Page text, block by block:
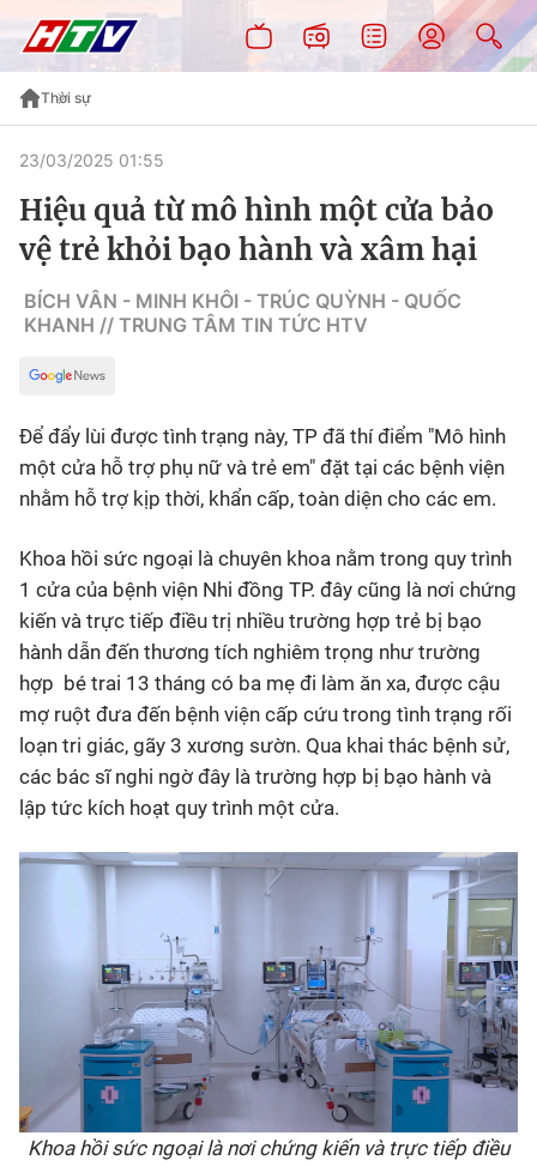
Thời sự
23/03/2025 01:55
Hiệu quả từ mô hình một cửa bảo
vệ trẻ khỏi bạo hành và xâm hại
BÍCH VÂN - MINH KHÔI - TRÚC QUỲNH - QUỐC
KHANH // TRUNG TÂM TIN TỨC HTV
Để đẩy lùi được tình trạng này, TP đã thí điểm "Mô hình
một cửa hỗ trợ phụ nữ và trẻ em" đặt tại các bệnh viện
nhằm hỗ trợ kịp thời, khẩn cấp, toàn diện cho các em.
Khoa hồi sức ngoại là chuyên khoa nằm trong quy trình
1 cửa của bệnh viện Nhi đồng TP. đây cũng là nơi chứng
kiến và trực tiếp điều trị nhiều trường hợp trẻ bị bạo
hành dẫn đến thương tích nghiêm trọng như trường
hợp bé trai 13 tháng có ba mẹ đi làm ăn xa, được cậu
mợ ruột đưa đến bệnh viện cấp cứu trong tình trạng rối
loạn tri giác, gãy 3 xương sườn. Qua khai thác bệnh sử,
các bác sĩ nghi ngờ đây là trường hợp bị bạo hành và
lập tức kích hoạt quy trình một cửa.
Khoa hồi sức ngoại là nơi chứng kiến và trực tiếp điều